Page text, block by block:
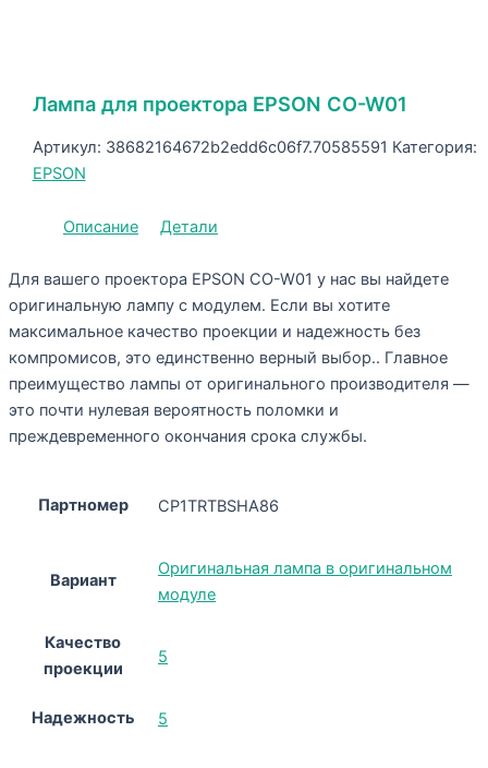
Лампа для проектора EPSON CO-W01
Артикул: 38682164672b2edd6c06f7.70585591 Категория:
EPSON
Описание Детали
Для вашего проектора EPSON CO-W01 у нас вы найдете
оригинальную лампу с модулем. Если вы хотите
максимальное качество проекции и надежность без
компромисов, это единственно верный выбор.. Главное
преимущество лампы от оригинального производителя —
это почти нулевая вероятность поломки и
преждевременного окончания срока службы.
Партномер CP1TRTBSHA86
Вариант
Оригинальная лампа в оригинальном
модуле
Качество
проекции
5
Надежность 5